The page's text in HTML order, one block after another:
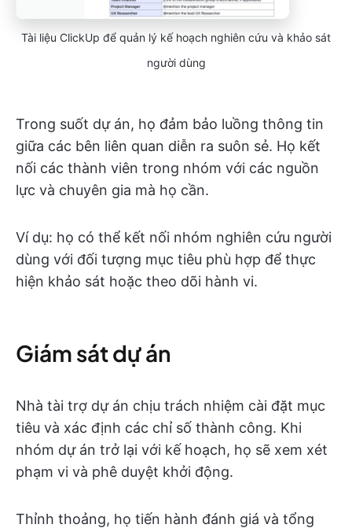
Tài liệu ClickUp để quản lý kế hoạch nghiên cứu và khảo sát
người dùng
Trong suốt dự án, họ đảm bảo luồng thông tin
giữa các bên liên quan diễn ra suôn sẻ. Họ kết
nối các thành viên trong nhóm với các nguồn
lực và chuyên gia mà họ cần.
Ví dụ: họ có thể kết nối nhóm nghiên cứu người
dùng với đối tượng mục tiêu phù hợp để thực
hiện khảo sát hoặc theo dõi hành vi.
Giám sát dự án
Nhà tài trợ dự án chịu trách nhiệm cài đặt mục
tiêu và xác định các chỉ số thành công. Khi
nhóm dự án trở lại với kế hoạch, họ sẽ xem xét
phạm vi và phê duyệt khởi động.
Thỉnh thoảng, họ tiến hành đánh giá và tổng